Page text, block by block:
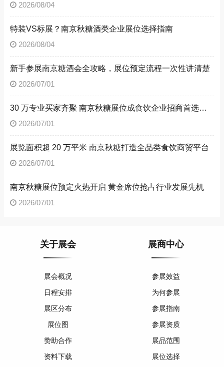
2026/08/04
特装VS标展？南京秋糖酒类企业展位选择指南
2026/08/04
新手参展南京糖酒会全攻略，展位预定流程一次性讲清楚
2026/07/01
30 万专业买家齐聚 南京秋糖展位成食饮企业招商首选阵地
2026/07/01
展览面积超 20 万平米 南京秋糖打造全品类食饮商贸平台
2026/07/01
南京秋糖展位预定火热开启 黄金席位抢占行业发展先机
2026/07/01
关于展会
展会概况
日程安排
展区分布
展位图
赞助合作
资料下载
展商中心
参展效益
为何参展
参展指南
参展资质
展品范围
展位选择